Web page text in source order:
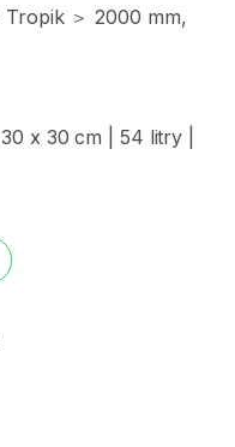
Tropik ＞ 2000 mm​,​
30 x 30 cm 54 litry